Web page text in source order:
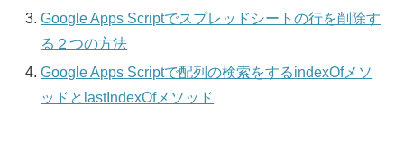
Google Apps Scriptでスプレッドシートの行を削除す
る２つの方法
Google Apps Scriptで配列の検索をするindexOfメソ
ッドとlastIndexOfメソッド